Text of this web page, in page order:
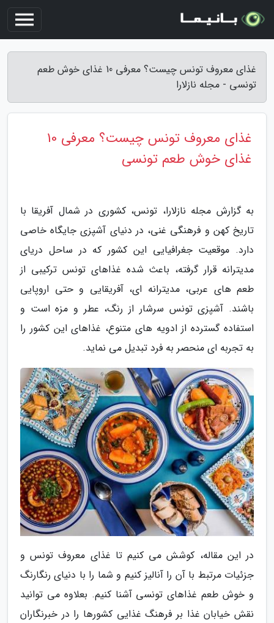
غذای معروف تونس چیست؟ معرفی 10 غذای خوش طعم
تونسی - مجله نازلارا
غذای معروف تونس چیست؟ معرفی 10
غذای خوش طعم تونسی
به گزارش مجله نازلارا، تونس، کشوری در شمال آفریقا با
تاریخ کهن و فرهنگی غنی، در دنیای آشپزی جایگاه خاصی
دارد. موقعیت جغرافیایی این کشور که در ساحل دریای
مدیترانه قرار گرفته، باعث شده غذاهای تونس ترکیبی از
طعم های عربی، مدیترانه ای، آفریقایی و حتی اروپایی
باشند. آشپزی تونس سرشار از رنگ، عطر و مزه است و
استفاده گسترده از ادویه های متنوع، غذاهای این کشور را
به تجربه ای منحصر به فرد تبدیل می نماید.
در این مقاله، کوشش می کنیم تا غذای معروف تونس و
جزئیات مرتبط با آن را آنالیز کنیم و شما را با دنیای رنگارنگ
و خوش طعم غذاهای تونسی آشنا کنیم. بعلاوه می توانید
نقش خیابان غذا بر فرهنگ غذایی کشورها را در خبرنگاران